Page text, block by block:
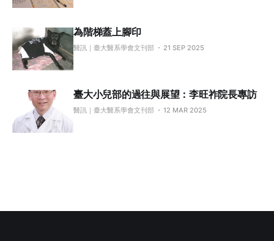
為階梯蓋上腳印
醫訊｜臺大醫系學會文刊部 21 SEP 2025
臺大小兒部的過往與展望：李旺祚院長專訪
醫訊｜臺大醫系學會文刊部 12 MAR 2025